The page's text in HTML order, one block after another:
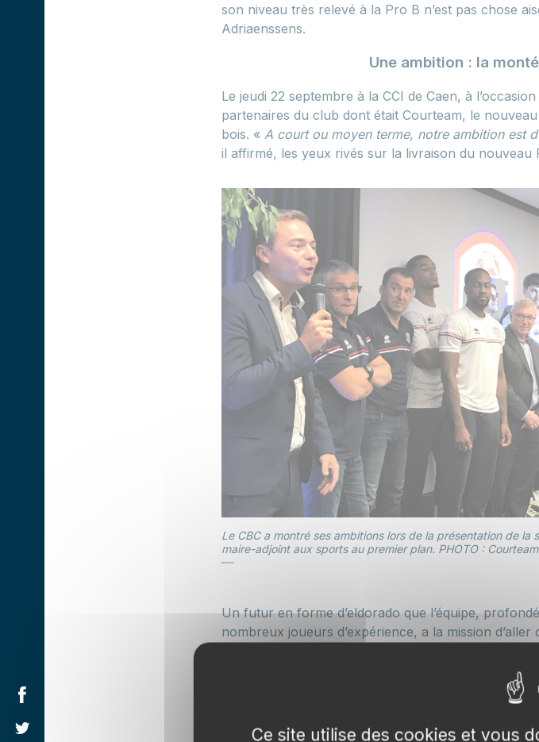
son niveau très relevé à la Pro B n’est pas chose
Adriaenssens.
Une ambition : la
Le jeudi 22 septembre à la CCI de Caen, à
partenaires du club dont était Courteam, le
bois. « A court ou moyen terme, notre ambition est
il affirmé, les yeux rivés sur la livraison du nouveau
Le CBC a montré ses ambitions lors de la présentation de
maire-adjoint aux sports au premier plan. PHOTO : Courteam
Un futur en forme d’eldorado que l’équipe,
nombreux joueurs d’expérience, a la mission
Mulhouse, finaliste des play-off la saison dernière.
Rouen et Le Havre sur
Nous avons un groupe de travailleurs et des
Ce site utilise des cookies et vous